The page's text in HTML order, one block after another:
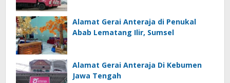
Alamat Gerai Anteraja di Penukal
Abab Lematang Ilir, Sumsel
Alamat Gerai Anteraja Di Kebumen
Jawa Tengah